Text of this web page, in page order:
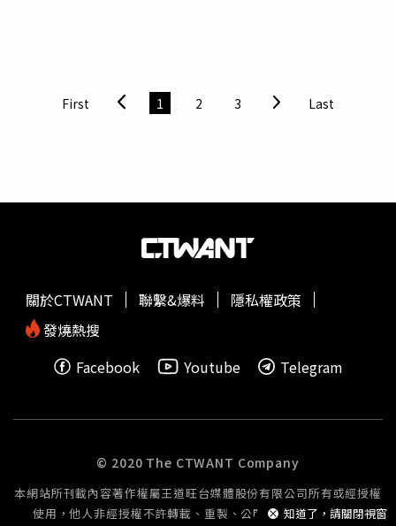
第二層16家人頭公司帳戶，再轉匯大陸、香港、新加坡、馬
來西亞、日本及美國共146家境外公司。趙姓美女音樂家是
洗錢稽核，勾結多家記帳業者，以人頭公司製造大量相對交
實進出口報單、偽造國際貿易交易紀錄，以假交易方式將境
內犯罪所得移轉至境外，並向國稅局申報營業稅及營所稅，
系統化，迅速將詐欺、賭博、毒品等犯罪所得移轉至境外，
形同幫派及犯罪集團的資金大動脈。
買過，老闆娘說上回沒認出她，讓她打趣笑說：「上次沒化
妝。」老闆娘機智笑回：「妳怎麼這樣，挖洞給人家跳，妳
First 1 2 3 Last
知道了，請關閉視窗
關於CTWANT 聯繫&爆料
隱私權政策
發燒熱搜
Facebook
Youtube Telegram
© 2020 The CTWANT Company
本網站所刊載內容著作權屬王道旺台媒體股份有限公司所有或經授權
使用，他人非經授權不許轉載、重製、公開播送或公開傳輸。